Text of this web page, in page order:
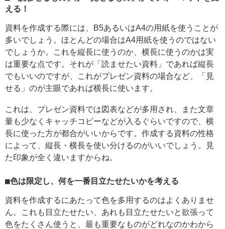
える！
資料を作成する際には、B5あるいはA4の用紙を使うことが
多いでしょう。ほとんどの場合はA4用紙を使うのではない
でしょうか。これを縦長に使うのか、横長に使うのかは実
は重要な点です。それが「読ませたい資料」であれば縦長
でもいいのですが、これがプレゼン資料の場合など、「見
せる」のが主眼であれば横長に使います。
これは、プレゼン資料では図表などが多用され、また文章
量も少なくキャッチコピーなどが入るぐらいですので、横
長に使った方が都合がいいからです。作成する資料の性格
によって、縦長・横長を使い分けるのがいいでしょう。見
た印象が全く違いますからね。
■色は限定し、何を一番目立たせたいかを考える
資料を作成するにあたって色を多用するのはよくありませ
ん。これも目立たせたい、あれも目立たせたいと欲張って
色をたくさん使うと、最も重要なものがどれなのかわから